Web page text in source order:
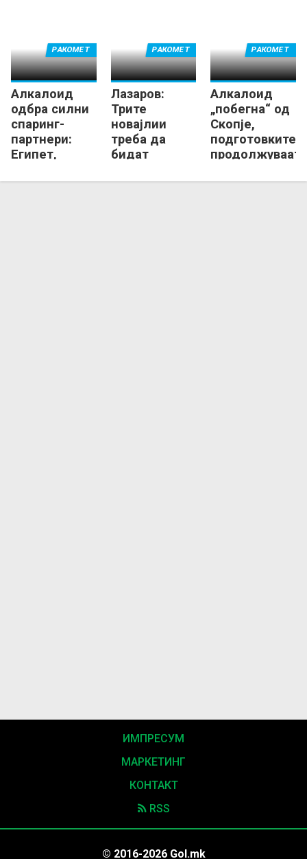
j
p
g
Алкалоид
одбра силни
спаринг-
партнери:
Египет,
Прилеп...
РАКОМЕТ
Лазаров:
Трите
новајлии
треба да
бидат
вредност на
РАКОМЕТ
Алкалоид
„побегна“ од
Скопје,
подготовките
продолжуваат
РАКОМЕТ
ИМПРЕСУМ
МАРКЕТИНГ
КОНТАКТ
RSS
© 2016-2026 Gol.mk